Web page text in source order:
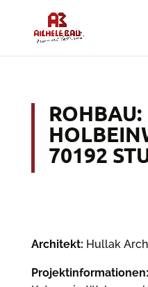
ROHBAU:
70192
Architekt: Hullak
Projektinformationen: